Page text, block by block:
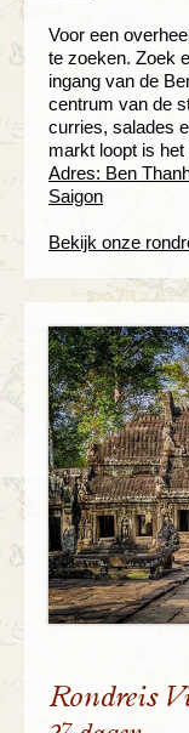
Voor een
te zoeken. Zoek
ingang van de
centrum van de
curries, salades
markt loopt is
Adres: Ben
Saigon
Bekijk onze
Rondreis